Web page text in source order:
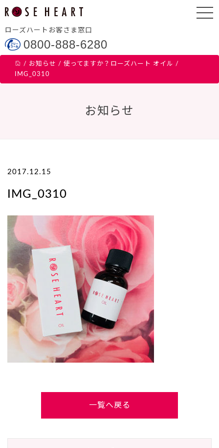
ローズハートお客さま窓口
0800-888-6280
/ お知らせ / 使ってますか？ローズハート オイル /
IMG_0310
お知らせ
2017.12.15
IMG_0310
一覧へ戻る